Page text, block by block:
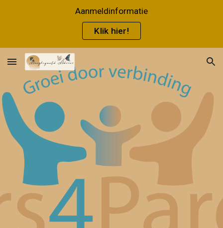
Aanmeldinformatie
Klik hier!